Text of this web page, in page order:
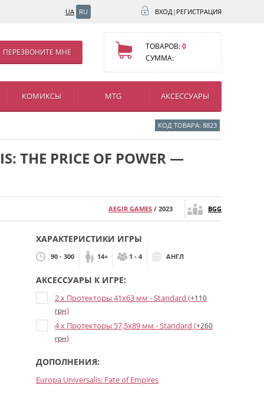
UA RU ВХОД| РЕГИСТРАЦИЯ
ПЕРЕЗВОНИТЕ МНЕ
ТОВАРОВ:0
СУММА:
КОМИКСЫ MTG АКСЕССУАРЫ
КОД ТОВАРА: 8823
THE PRICE OF POWER —
AEGIR GAMES / 2023 BGG
ХАРАКТЕРИСТИКИ ИГРЫ
90 - 300 14+ 1 - 4 АНГЛ
АКСЕССУАРЫ К ИГРЕ:
2 x Протекторы 41x63 мм - Standard (+110
грн)
4 x Протекторы 57,5x89 мм - Standard (+260
грн)
ДОПОЛНЕНИЯ:
Europa Universalis: Fate of Empires